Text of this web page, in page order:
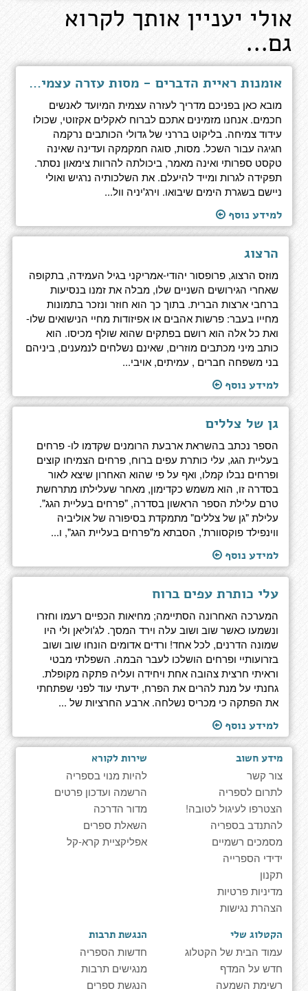
אולי יעניין אותך לקרוא
גם...
אומנות ראיית הדברים - מסות עזרה עצמית עבור חכמים
מובא כאן בפניכם מדריך לעזרה עצמית המיועד לאנשים
חכמים. אנחנו מזמינים אתכם לברוח לאקלים אקזוטי, שכולו
עידוד צמיחה. בליקוט בררני של גדולי הכותבים נרקמה
חגיגה עבור השכל. מסות, סוגה חמקמקה ועדינה שאינה
טקסט ספרותי ואינה מאמר, ביכולתה להרוות צימאון נסתר.
תפקידה לגרות ומייד להיעלם. את השלכותיה נרגיש ואולי
ניישם בשגרת הימים שיבואו. וירג'יניה וול...
למידע נוסף
הרצוג
מוזס הרצוג, פרופסור יהודי-אמריקני בגיל העמידה, בתקופה
שאחרי הגירושים השניים שלו, מבלה את זמנו בנסיעות
ברחבי ארצות הברית. בתוך כך הוא חוזר ונזכר בתמונות
מחייו בעבר: פרשות אהבים או אפיזודות מחיי הנישואים שלו-
ואת כל אלה הוא רושם בפתקים שהוא שולף מכיסו. הוא
כותב מיני מכתבים מוזרים, שאינם נשלחים לנמענים, ביניהם
בני משפחה חברים , עמיתים, אויבי...
למידע נוסף
גן של צללים
הספר נכתב בהשראת ארבעת הרומנים שקדמו לו- פרחים
בעליית הגג, עלי כותרת עפים ברוח, פרחים הצמיחו קוצים
ופרחים נבלו קמלו, ואף על פי שהוא האחרון שיצא לאור
בסדרה זו, הוא משמש כקדימון, מאחר שעלילתו מתרחשת
טרם עלילת הספר הראשון בסדרה, "פרחים בעליית הגג".
עלילת "גן של צללים" מתמקדת בסיפורה של אוליביה
ווינפילד פוקסוורת', הסבתא מ"פרחים בעליית הגג", ו...
למידע נוסף
עלי כותרת עפים ברוח
המערכה האחרונה הסתיימה; מחיאות הכפיים רעמו וחזרו
ונשמעו כאשר שוב ושוב עלה וירד המסך. לג'וליאן ולי היו
שמונה הדרנים, לכל אחד! ורדים אדומים הונחו שוב ושוב
בזרועותיי ופרחים הושלכו לעבר הבמה. השפלתי מבטי
וראיתי חרצית צהובה אחת ויחידה ועליה פתקה מקופלת.
גחנתי על מנת להרים את הפרח, ידעתי עוד לפני שפתחתי
את הפתקה כי מכריס נשלחה. ארבע החרציות של ...
למידע נוסף
מידע חשוב
צור קשר
לתרום לספריה
הצטרפו לעיגול לטובה!
להתנדב בספריה
מסמכים רשמיים
ידידי הספרייה
תקנון
מדיניות פרטיות
הצהרת נגישות
שירות לקורא
להיות מנוי בספריה
הרשמה ועדכון פרטים
מדור הדרכה
השאלת ספרים
אפליקציית קרא-קל
הקטלוג שלי
עמוד הבית של הקטלוג
חדש על המדף
רשימת השמעה
הנגשת תרבות
חדשות הספריה
מנגישים תרבות
הנגשת ספרים